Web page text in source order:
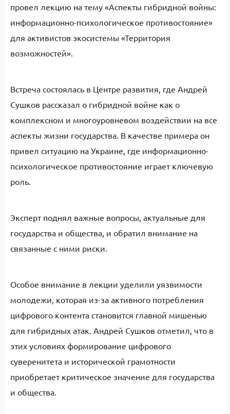
провел лекцию на тему «Аспекты гибридной войны:
информационно-психологическое противостояние»
для активистов экосистемы «Территория
возможностей».
Встреча состоялась в Центре развития, где Андрей
Сушков рассказал о гибридной войне как о
комплексном и многоуровневом воздействии на все
аспекты жизни государства. В качестве примера он
привел ситуацию на Украине, где информационно-
психологическое противостояние играет ключевую
роль.
Эксперт поднял важные вопросы, актуальные для
государства и общества, и обратил внимание на
связанные с ними риски.
Особое внимание в лекции уделили уязвимости
молодежи, которая из-за активного потребления
цифрового контента становится главной мишенью
для гибридных атак. Андрей Сушков отметил, что в
этих условиях формирование цифрового
суверенитета и исторической грамотности
приобретает критическое значение для государства
и общества.